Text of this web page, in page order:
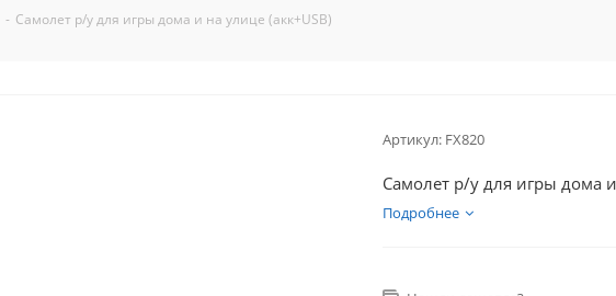
- Самолет р/у для игры дома и на улице (акк+USB)
Артикул: FX820
Самолет р/у для игры дома
Подробнее